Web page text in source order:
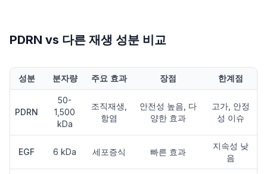
PDRN vs 다른 재생 성분 비교
성분 분자량 주요 효과 장점 한계점
PDRN
50-
1,500
kDa
조직재생,
항염
안전성 높음, 다
양한 효과
고가, 안정
성 이슈
EGF 6 kDa 세포증식 빠른 효과
지속성 낮
음